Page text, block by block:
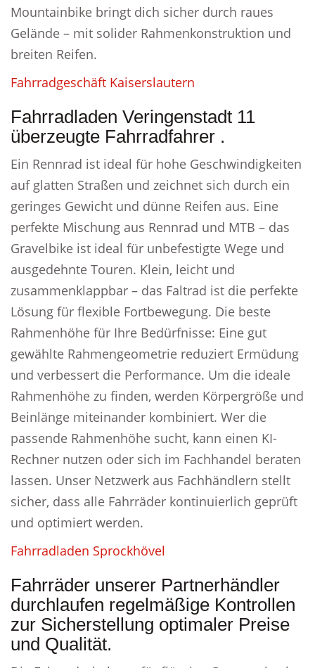
Mountainbike bringt dich sicher durch raues
Gelände – mit solider Rahmenkonstruktion und
breiten Reifen.
Fahrradgeschäft Kaiserslautern
Fahrradladen Veringenstadt 11
überzeugte Fahrradfahrer .
Ein Rennrad ist ideal für hohe Geschwindigkeiten
auf glatten Straßen und zeichnet sich durch ein
geringes Gewicht und dünne Reifen aus. Eine
perfekte Mischung aus Rennrad und MTB – das
Gravelbike ist ideal für unbefestigte Wege und
ausgedehnte Touren. Klein, leicht und
zusammenklappbar – das Faltrad ist die perfekte
Lösung für flexible Fortbewegung. Die beste
Rahmenhöhe für Ihre Bedürfnisse: Eine gut
gewählte Rahmengeometrie reduziert Ermüdung
und verbessert die Performance. Um die ideale
Rahmenhöhe zu finden, werden Körpergröße und
Beinlänge miteinander kombiniert. Wer die
passende Rahmenhöhe sucht, kann einen KI-
Rechner nutzen oder sich im Fachhandel beraten
lassen. Unser Netzwerk aus Fachhändlern stellt
sicher, dass alle Fahrräder kontinuierlich geprüft
und optimiert werden.
Fahrradladen Sprockhövel
Fahrräder unserer Partnerhändler
durchlaufen regelmäßige Kontrollen
zur Sicherstellung optimaler Preise
und Qualität.